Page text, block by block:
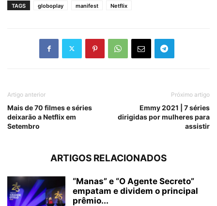
TAGS globoplay manifest Netflix
Artigo anterior
Mais de 70 filmes e séries
deixarão a Netflix em
Setembro
Próximo artigo
Emmy 2021 | 7 séries
dirigidas por mulheres para
assistir
ARTIGOS RELACIONADOS
“Manas” e “O Agente Secreto”
empatam e dividem o principal
prêmio...